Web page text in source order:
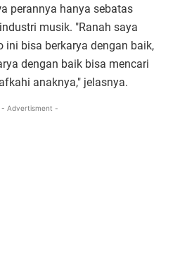
perannya hanya sebatas
musik. "Ranah saya
bisa berkarya dengan baik,
dengan baik bisa mencari
anaknya," jelasnya.
- Advertisment -